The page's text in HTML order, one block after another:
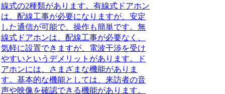
線式の2種類があります。有線式ドアホン
は、配線工事が必要になりますが、安定
した通信が可能で、操作も簡単です。無
線式ドアホンは、配線工事が必要なく、
気軽に設置できますが、電波干渉を受け
やすいというデメリットがあります。ド
アホンには、さまざまな機能がありま
す。基本的な機能としては、来訪者の音
声や映像を確認できる機能があります。